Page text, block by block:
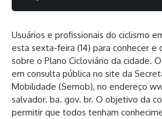
Usuários e profissionais do ciclismo
esta sexta-feira (14) para conhecer e
sobre o Plano Cicloviário da cidade.
em consulta pública no site da
Mobilidade (Semob), no endereço
salvador. ba. gov. br. O objetivo da
permitir que todos tenham